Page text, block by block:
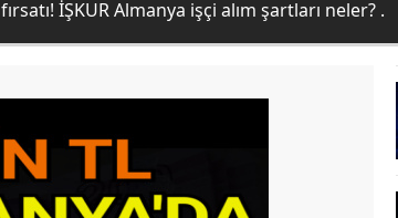
İŞKUR Almanya işçi alım şartları neler? .